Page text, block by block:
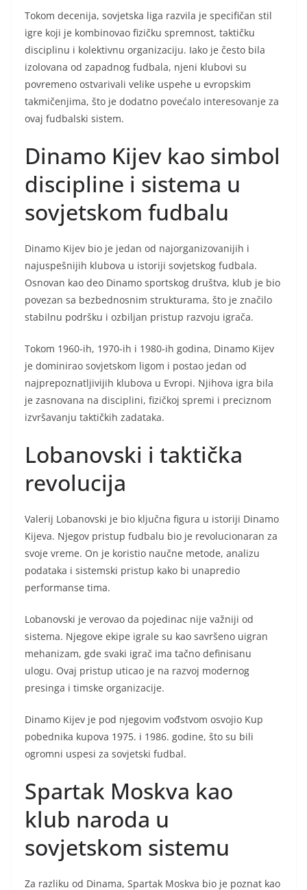
Tokom decenija, sovjetska liga razvila je specifičan stil
igre koji je kombinovao fizičku spremnost, taktičku
disciplinu i kolektivnu organizaciju. Iako je često bila
izolovana od zapadnog fudbala, njeni klubovi su
povremeno ostvarivali velike uspehe u evropskim
takmičenjima, što je dodatno povećalo interesovanje za
ovaj fudbalski sistem.
Dinamo Kijev kao simbol
discipline i sistema u
sovjetskom fudbalu
Dinamo Kijev bio je jedan od najorganizovanijih i
najuspešnijih klubova u istoriji sovjetskog fudbala.
Osnovan kao deo Dinamo sportskog društva, klub je bio
povezan sa bezbednosnim strukturama, što je značilo
stabilnu podršku i ozbiljan pristup razvoju igrača.
Tokom 1960-ih, 1970-ih i 1980-ih godina, Dinamo Kijev
je dominirao sovjetskom ligom i postao jedan od
najprepoznatljivijih klubova u Evropi. Njihova igra bila
je zasnovana na disciplini, fizičkoj spremi i preciznom
izvršavanju taktičkih zadataka.
Lobanovski i taktička
revolucija
Valerij Lobanovski je bio ključna figura u istoriji Dinamo
Kijeva. Njegov pristup fudbalu bio je revolucionaran za
svoje vreme. On je koristio naučne metode, analizu
podataka i sistemski pristup kako bi unapredio
performanse tima.
Lobanovski je verovao da pojedinac nije važniji od
sistema. Njegove ekipe igrale su kao savršeno uigran
mehanizam, gde svaki igrač ima tačno definisanu
ulogu. Ovaj pristup uticao je na razvoj modernog
presinga i timske organizacije.
Dinamo Kijev je pod njegovim vođstvom osvojio Kup
pobednika kupova 1975. i 1986. godine, što su bili
ogromni uspesi za sovjetski fudbal.
Spartak Moskva kao
klub naroda u
sovjetskom sistemu
Za razliku od Dinama, Spartak Moskva bio je poznat kao